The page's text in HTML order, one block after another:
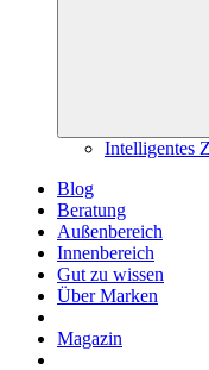
Intelligentes
Blog
Beratung
Außenbereich
Innenbereich
Gut zu wissen
Über Marken
Magazin